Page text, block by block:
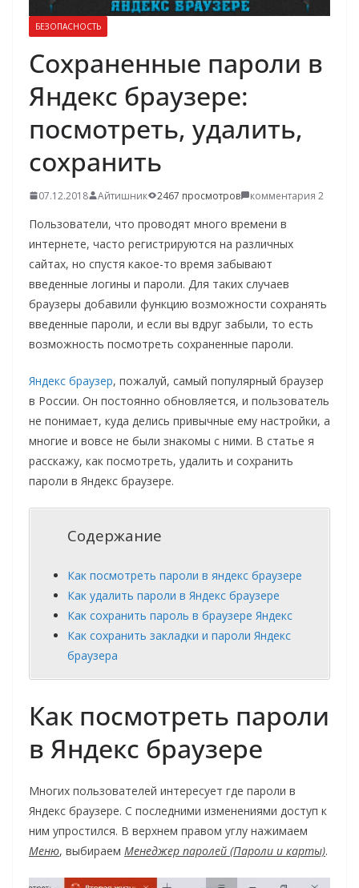
БЕЗОПАСНОСТЬ
Сохраненные пароли в
Яндекс браузере:
посмотреть, удалить,
сохранить
07.12.2018 Айтишник 2467 просмотров комментария 2
Пользователи, что проводят много времени в
интернете, часто регистрируются на различных
сайтах, но спустя какое-то время забывают
введенные логины и пароли. Для таких случаев
браузеры добавили функцию возможности сохранять
введенные пароли, и если вы вдруг забыли, то есть
возможность посмотреть сохраненные пароли.
Яндекс браузер, пожалуй, самый популярный браузер
в России. Он постоянно обновляется, и пользователь
не понимает, куда делись привычные ему настройки, а
многие и вовсе не были знакомы с ними. В статье я
расскажу, как посмотреть, удалить и сохранить
пароли в Яндекс браузере.
Содержание
Как посмотреть пароли в яндекс браузере
Как удалить пароли в Яндекс браузере
Как сохранить пароль в браузере Яндекс
Как сохранить закладки и пароли Яндекс
браузера
Как посмотреть пароли
в Яндекс браузере
Многих пользователей интересует где пароли в
Яндекс браузере. С последними изменениями доступ к
ним упростился. В верхнем правом углу нажимаем
Меню, выбираем Менеджер паролей (Пароли и карты).